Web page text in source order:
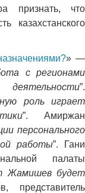
признать, что
казахстанского
» —
с регионами
”.
роль играет
”. Амиржан
персонального
работы”. Гани
палаты
Жамишев будет
представитель